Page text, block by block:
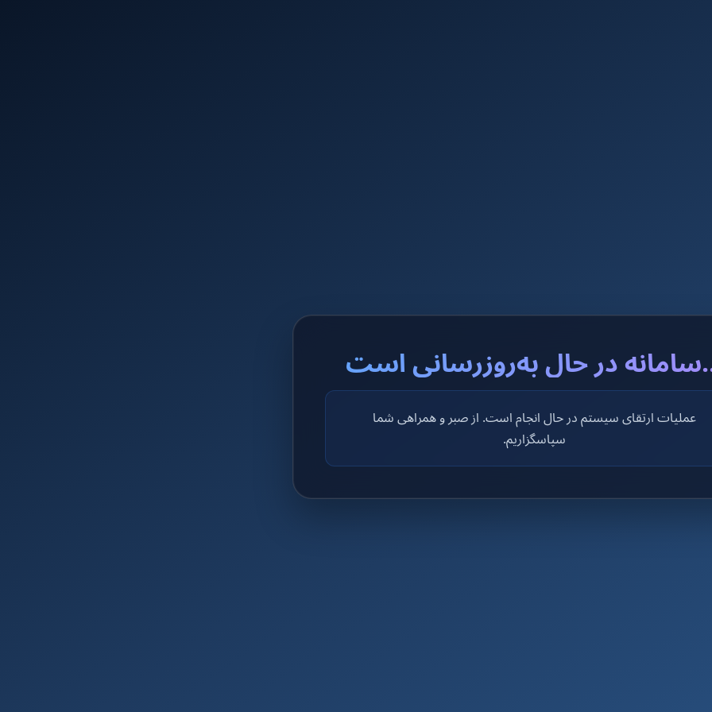
در حال به‌روزرسانی است
عملیات ارتقای سیستم در حال انجام است. از صبر و همراهی شما
سپاسگزاریم.